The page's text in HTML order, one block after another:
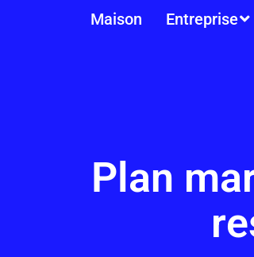
Maison Entreprise
Plan